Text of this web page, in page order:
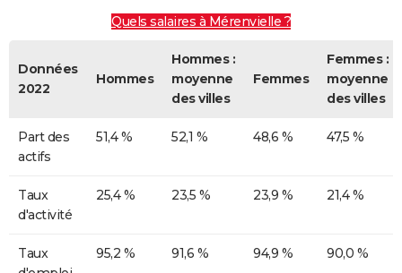
Quels salaires à Mérenvielle ?
Données
2022
Hommes
Hommes :
moyenne
des villes
Femmes
Femmes :
moyenne
des villes
Part des
actifs
51,4 % 52,1 % 48,6 % 47,5 %
Taux
d'activité
25,4 % 23,5 % 23,9 % 21,4 %
Taux
95,2 % 91,6 % 94,9 % 90,0 %